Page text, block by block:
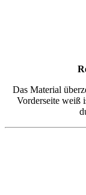
Das Material
Vorderseite weiß